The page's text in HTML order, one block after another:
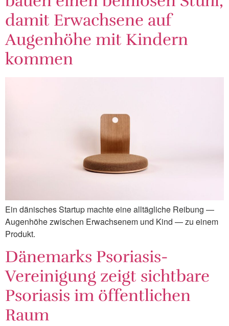
damit Erwachsene auf
Augenhöhe mit Kindern
kommen
Ein dänisches Startup machte eine alltägliche Reibung —
Augenhöhe zwischen Erwachsenem und Kind — zu einem
Produkt.
Dänemarks Psoriasis-
Vereinigung zeigt sichtbare
Psoriasis im öffentlichen
Raum